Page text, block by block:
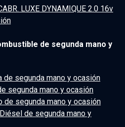
LUXE DYNAMIQUE 2.0 16v
de segunda mano y
de segunda mano y ocasión
segunda mano y ocasión
de segunda mano y ocasión
de segunda mano y